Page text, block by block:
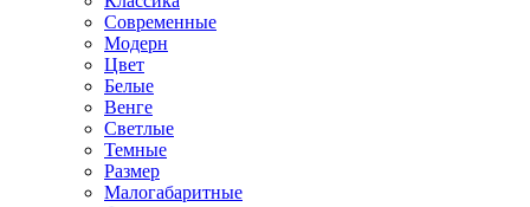
Современные
Модерн
Цвет
Белые
Венге
Светлые
Темные
Размер
Малогабаритные